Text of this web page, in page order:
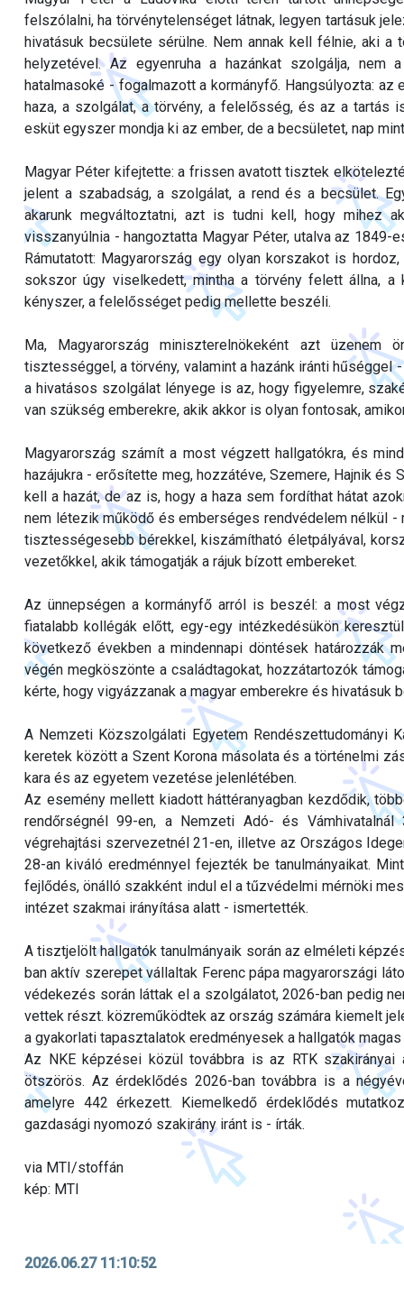
felszólalni, ha törvénytelenséget látnak, legyen tartásuk
hivatásuk becsülete sérülne. Nem annak kell félnie, aki
helyzetével. Az egyenruha a hazánkat szolgálja, nem
hatalmasoké - fogalmazott a kormányfő. Hangsúlyozta:
haza, a szolgálat, a törvény, a felelősség, és az a tartás
esküt egyszer mondja ki az ember, de a becsületet, nap
Magyar Péter kifejtette: a frissen avatott tisztek
jelent a szabadság, a szolgálat, a rend és a becsület.
akarunk megváltoztatni, azt is tudni kell, hogy mihez
visszanyúlnia - hangoztatta Magyar Péter, utalva az 1849-
Rámutatott: Magyarország egy olyan korszakot is
sokszor úgy viselkedett, mintha a törvény felett állna,
kényszer, a felelősséget pedig mellette beszéli.
Ma, Magyarország miniszterelnökeként azt üzenem
tisztességgel, a törvény, valamint a hazánk iránti
a hivatásos szolgálat lényege is az, hogy figyelemre,
van szükség emberekre, akik akkor is olyan fontosak,
Magyarország számít a most végzett hallgatókra, és
hazájukra - erősítette meg, hozzátéve, Szemere, Hajnik
kell a hazát, de az is, hogy a haza sem fordíthat hátat
nem létezik működő és emberséges rendvédelem nélkül -
tisztességesebb bérekkel, kiszámítható életpályával,
vezetőkkel, akik támogatják a rájuk bízott embereket.
Az ünnepségen a kormányfő arról is beszél: a most
fiatalabb kollégák előtt, egy-egy intézkedésükön
következő években a mindennapi döntések határozzák
végén megköszönte a családtagokat, hozzátartozók
kérte, hogy vigyázzanak a magyar emberekre és hivatásuk
A Nemzeti Közszolgálati Egyetem Rendészettudományi
keretek között a Szent Korona másolata és a történelmi
kara és az egyetem vezetése jelenlétében.
Az esemény mellett kiadott háttéranyagban kezdődik,
rendőrségnél 99-en, a Nemzeti Adó- és
végrehajtási szervezetnél 21-en, illetve az Országos
28-an kiváló eredménnyel fejezték be tanulmányaikat.
fejlődés, önálló szakként indul el a tűzvédelmi mérnöki
intézet szakmai irányítása alatt - ismertették.
A tisztjelölt hallgatók tanulmányaik során az elméleti
ban aktív szerepet vállaltak Ferenc pápa magyarországi
védekezés során láttak el a szolgálatot, 2026-ban pedig
vettek részt. közreműködtek az ország számára kiemelt
a gyakorlati tapasztalatok eredményesek a hallgatók
Az NKE képzései közül továbbra is az RTK
ötszörös. Az érdeklődés 2026-ban továbbra is a
amelyre 442 érkezett. Kiemelkedő érdeklődés
gazdasági nyomozó szakirány iránt is - írták.
via MTI/stoffán
kép: MTI
2026.06.27 11:10:52